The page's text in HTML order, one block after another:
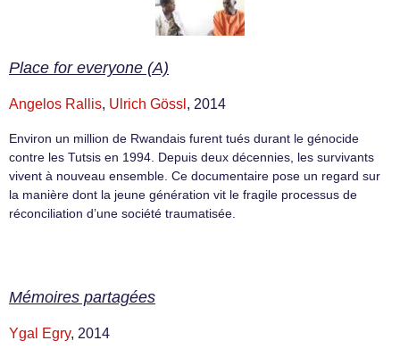
Place for everyone (A)
Angelos Rallis, Ulrich Gössl , 2014
Environ un million de Rwandais furent tués durant le génocide
contre les Tutsis en 1994. Depuis deux décennies, les survivants
vivent à nouveau ensemble. Ce documentaire pose un regard sur
la manière dont la jeune génération vit le fragile processus de
réconciliation d’une société traumatisée.
Mémoires partagées
Ygal Egry, 2014